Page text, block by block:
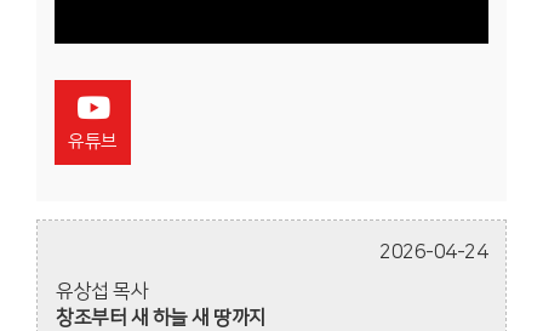
유튜브
2026-04-24
유상섭 목사
창조부터 새 하늘 새 땅까지